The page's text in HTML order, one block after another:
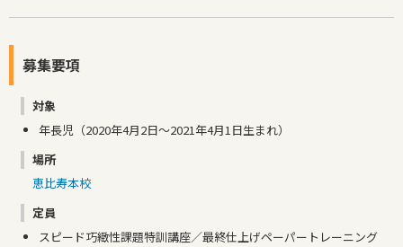
募集要項
対象
年長児（2020年4月2日～2021年4月1日生まれ）
場所
恵比寿本校
定員
スピード巧緻性課題特訓講座／最終仕上げペーパートレーニング